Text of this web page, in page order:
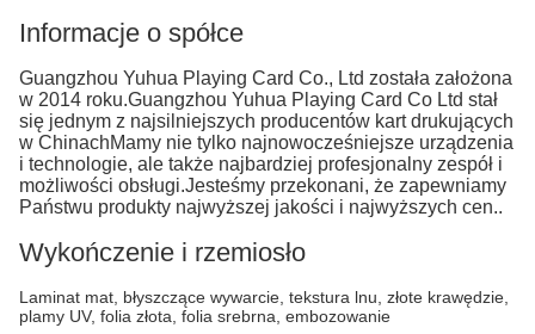
Informacje o spółce
Guangzhou Yuhua Playing Card Co., Ltd została założona
w 2014 roku.Guangzhou Yuhua Playing Card Co Ltd stał
się jednym z najsilniejszych producentów kart drukujących
w ChinachMamy nie tylko najnowocześniejsze urządzenia
i technologie, ale także najbardziej profesjonalny zespół i
możliwości obsługi.Jesteśmy przekonani, że zapewniamy
Państwu produkty najwyższej jakości i najwyższych cen..
Wykończenie i rzemiosło
Laminat mat, błyszczące wywarcie, tekstura lnu, złote krawędzie,
plamy UV, folia złota, folia srebrna, embozowanie